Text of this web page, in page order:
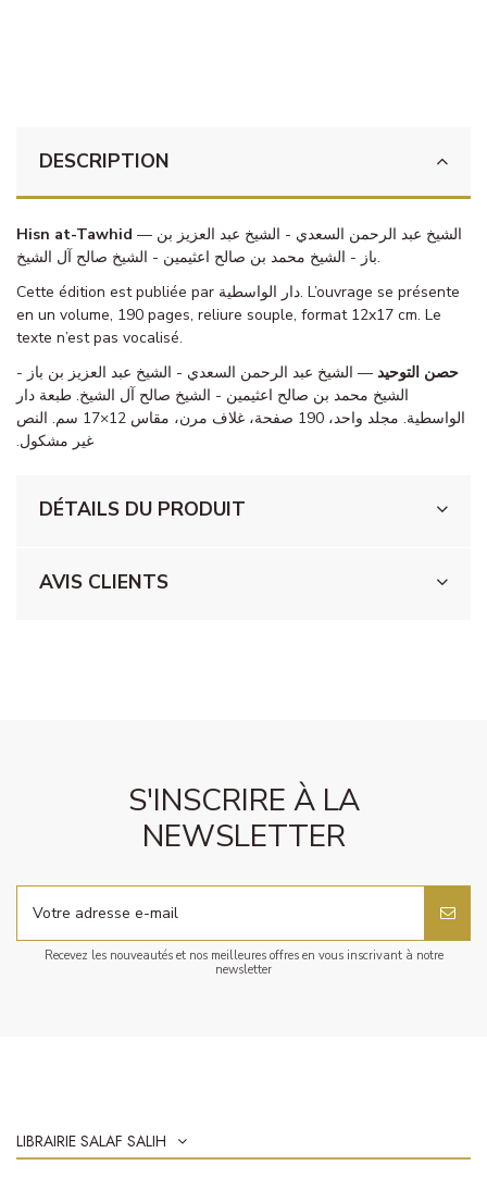
DESCRIPTION
Hisn at-Tawhid — الشيخ عبد الرحمن السعدي - الشيخ عبد العزيز بن
باز - الشيخ محمد بن صالح اعثيمين - الشيخ صالح آل الشيخ.
Cette édition est publiée par دار الواسطية. L’ouvrage se présente
en un volume, 190 pages, reliure souple, format 12x17 cm. Le
texte n’est pas vocalisé.
حصن التوحيد — الشيخ عبد الرحمن السعدي - الشيخ عبد العزيز بن باز -
الشيخ محمد بن صالح اعثيمين - الشيخ صالح آل الشيخ. طبعة دار
الواسطية. مجلد واحد، 190 صفحة، غلاف مرن، مقاس 12×17 سم. النص
غير مشكول.
DÉTAILS DU PRODUIT
AVIS CLIENTS
S'INSCRIRE À LA
NEWSLETTER
Recevez les nouveautés et nos meilleures offres en vous inscrivant à notre
newsletter
LIBRAIRIE SALAF SALIH